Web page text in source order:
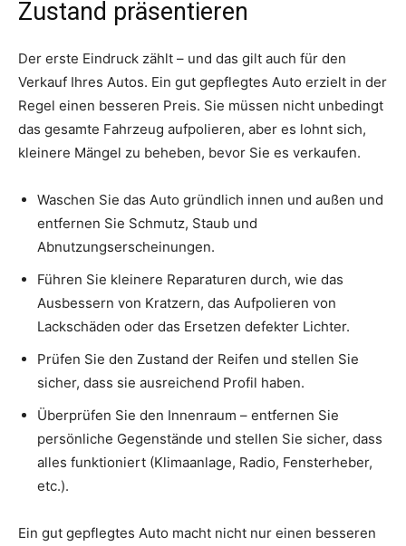
Zustand präsentieren
Der erste Eindruck zählt – und das gilt auch für den
Verkauf Ihres Autos. Ein gut gepflegtes Auto erzielt in der
Regel einen besseren Preis. Sie müssen nicht unbedingt
das gesamte Fahrzeug aufpolieren, aber es lohnt sich,
kleinere Mängel zu beheben, bevor Sie es verkaufen.
Waschen Sie das Auto gründlich innen und außen und
entfernen Sie Schmutz, Staub und
Abnutzungserscheinungen.
Führen Sie kleinere Reparaturen durch, wie das
Ausbessern von Kratzern, das Aufpolieren von
Lackschäden oder das Ersetzen defekter Lichter.
Prüfen Sie den Zustand der Reifen und stellen Sie
sicher, dass sie ausreichend Profil haben.
Überprüfen Sie den Innenraum – entfernen Sie
persönliche Gegenstände und stellen Sie sicher, dass
alles funktioniert (Klimaanlage, Radio, Fensterheber,
etc.).
Ein gut gepflegtes Auto macht nicht nur einen besseren